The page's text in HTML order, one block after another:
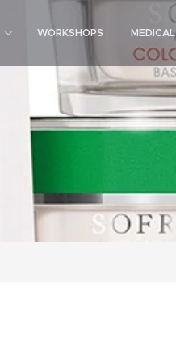
WORKSHOPS MEDICAL